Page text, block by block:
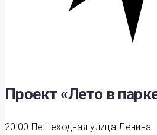
Проект «Лето в
20:00 Пешеходная улица Ленина